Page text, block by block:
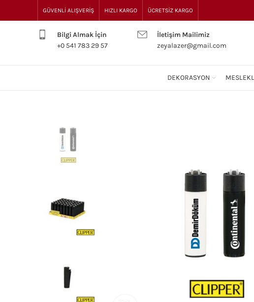
GÜVENLİ ALIŞVERİŞ HIZLI KARGO ÜCRETSİZ KARGO
Bilgi Almak İçin
+0 541 783 29 57
İletişim Mailimiz
zeyalazer@gmail.com
DEKORASYON